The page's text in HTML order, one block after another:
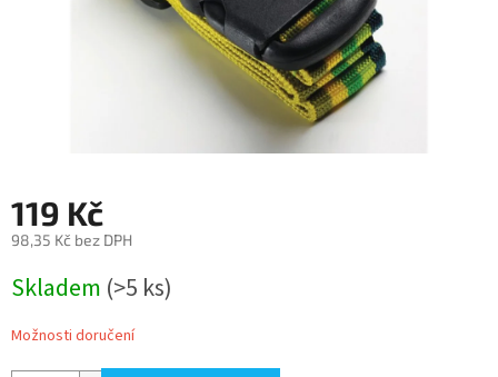
119 Kč
98,35 Kč bez DPH
cena:
Skladem (>5 ks)
Možnosti doručení